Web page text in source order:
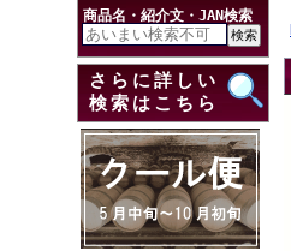
商品名・紹介文・JAN検索
さらに詳しい
検索はこちら